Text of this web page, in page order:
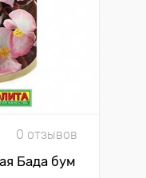
0 отзывов
Бада бум